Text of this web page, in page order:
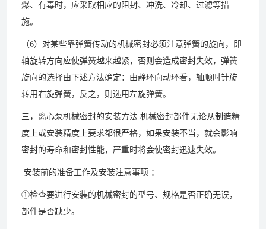
爆、有毒时，应采取相应的阻封、冲洗、冷却、过滤等措
施。
（6）对某些靠弹簧传动的机械密封必须注意弹簧的旋向，即
轴旋转方向应使弹簧越来越紧，否则会造成密封失效，弹簧
旋向的选择由下述方法确定：由静环向动环看，轴顺时针旋
转用右旋弹簧，反之，则选用左旋弹簧。
三，离心泵机械密封的安装方法 机械密封部件无论从制造精
度上或安装精度上要求都很严格，如果安装不当，就会影响
密封的寿命和密封性能，严重时将会使密封迅速失效。
安装前的准备工作及安装注意事项 ：
①检查要进行安装的机械密封的型号、规格是否正确无误，
部件是否缺少。